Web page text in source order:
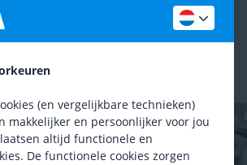
Ja Nee
(en vergelijkbare technieken)
makkelijker en persoonlijker voor jou
altijd functionele en
De functionele cookies zorgen